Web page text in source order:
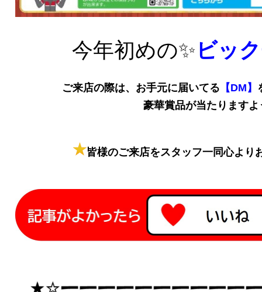
今年初めの✨ビッ
ご来店の際は、お手元に届いてる 【DM】
豪華賞品が当たりますよ
皆様のご来店をスタッフ一同心より